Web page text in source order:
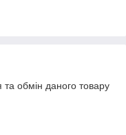
обмін даного товару